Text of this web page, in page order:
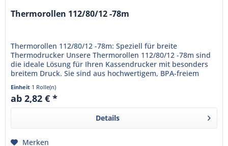
Thermorollen 112/80/12 -78m
Thermorollen 112/80/12 -78m: Speziell für breite
Thermodrucker Unsere Thermorollen 112/80/12 -78m sind
die ideale Lösung für Ihren Kassendrucker mit besonders
breitem Druck. Sie sind aus hochwertigem, BPA-freiem
Thermopapier...
Einheit 1 Rolle(n)
ab 2,82 € *
Details
Merken